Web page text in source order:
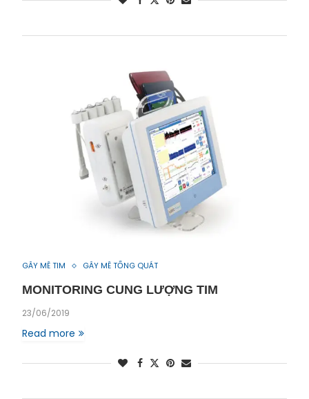
GÂY MÊ TIM GÂY MÊ TỔNG QUÁT
MONITORING CUNG LƯỢNG TIM
23/06/2019
Read more